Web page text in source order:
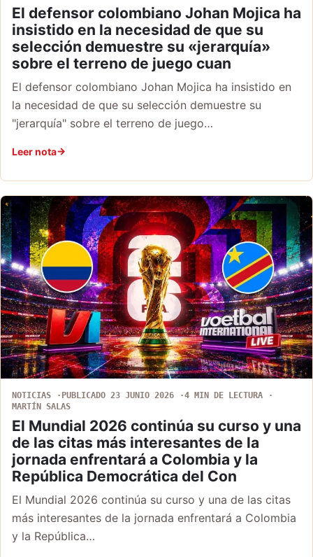
El defensor colombiano Johan Mojica ha
insistido en la necesidad de que su
selección demuestre su «jerarquía»
sobre el terreno de juego cuan
El defensor colombiano Johan Mojica ha insistido en
la necesidad de que su selección demuestre su
"jerarquía" sobre el terreno de juego…
Leer nota
NOTICIAS PUBLICADO 23 JUNIO 2026
4 MIN DE LECTURA
MARTÍN SALAS
El Mundial 2026 continúa su curso y una
de las citas más interesantes de la
jornada enfrentará a Colombia y la
República Democrática del Con
El Mundial 2026 continúa su curso y una de las citas
más interesantes de la jornada enfrentará a Colombia
y la República…